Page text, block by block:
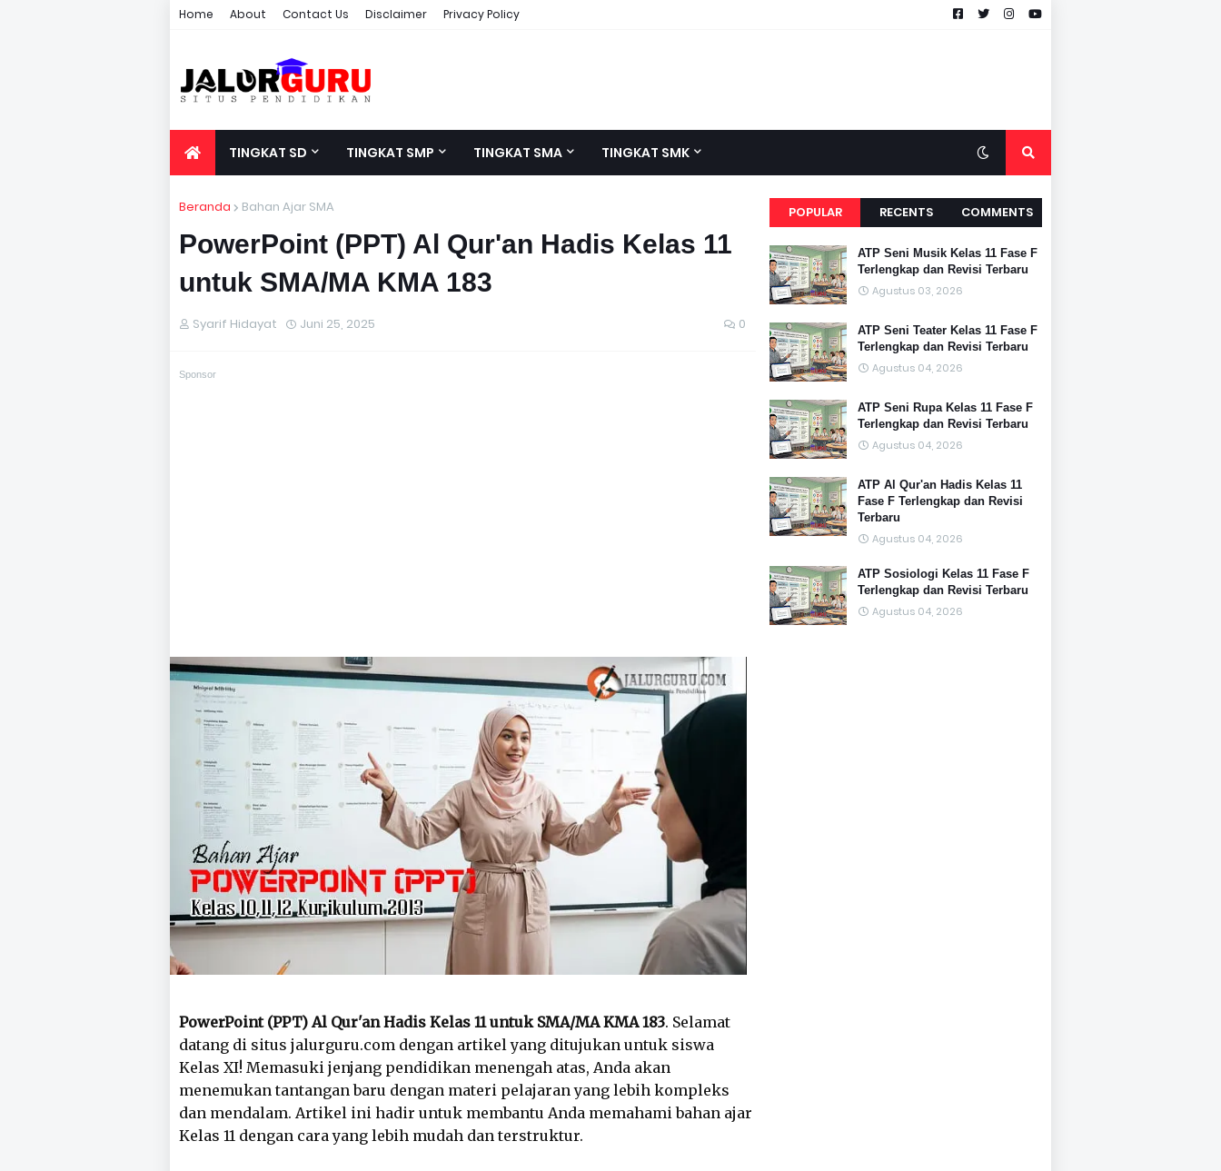
Home About Contact Us Disclaimer Privacy Policy
TINGKAT SD TINGKAT SMP TINGKAT SMA TINGKAT SMK
Beranda Bahan Ajar SMA
PowerPoint (PPT) Al Qur'an Hadis Kelas 11
untuk SMA/MA KMA 183
Syarif Hidayat Juni 25, 2025 0
Sponsor
PowerPoint (PPT) Al Qur'an Hadis Kelas 11 untuk SMA/MA KMA 183. Selamat
datang di situs jalurguru.com dengan artikel yang ditujukan untuk siswa
Kelas XI! Memasuki jenjang pendidikan menengah atas, Anda akan
menemukan tantangan baru dengan materi pelajaran yang lebih kompleks
dan mendalam. Artikel ini hadir untuk membantu Anda memahami bahan ajar
Kelas 11 dengan cara yang lebih mudah dan terstruktur.
POPULAR RECENTS COMMENTS
ATP Seni Musik Kelas 11 Fase F
Terlengkap dan Revisi Terbaru
Agustus 03, 2026
ATP Seni Teater Kelas 11 Fase F
Terlengkap dan Revisi Terbaru
Agustus 04, 2026
ATP Seni Rupa Kelas 11 Fase F
Terlengkap dan Revisi Terbaru
Agustus 04, 2026
ATP Al Qur'an Hadis Kelas 11
Fase F Terlengkap dan Revisi
Terbaru
Agustus 04, 2026
ATP Sosiologi Kelas 11 Fase F
Terlengkap dan Revisi Terbaru
Agustus 04, 2026